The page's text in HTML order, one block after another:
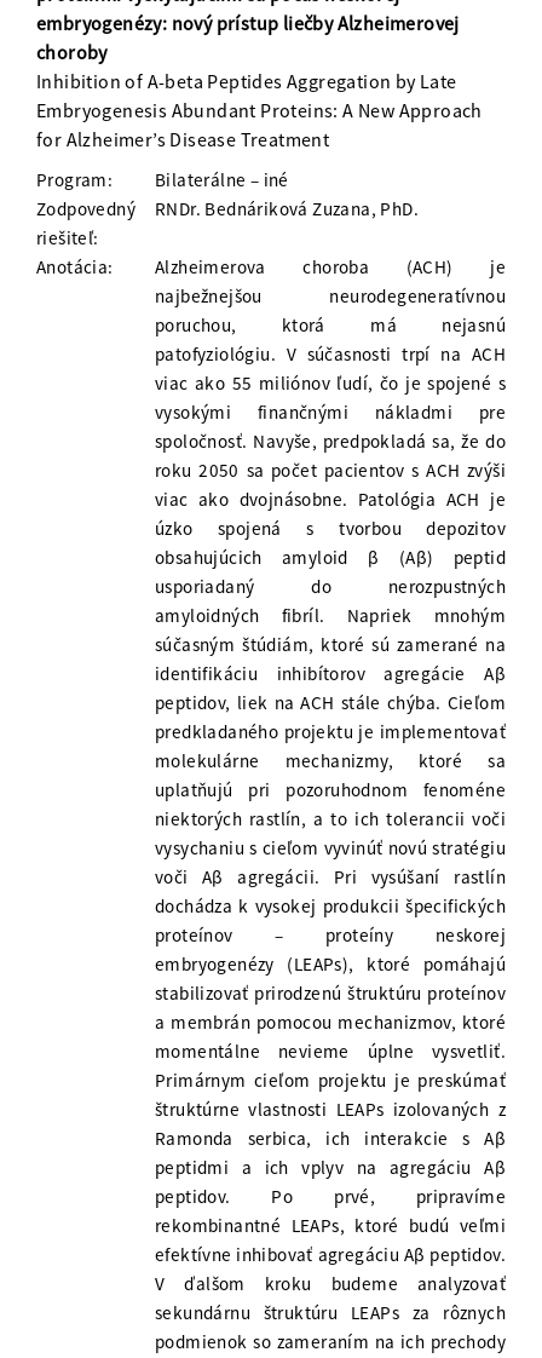
embryogenézy: nový prístup liečby Alzheimerovej
choroby
Inhibition of A-beta Peptides Aggregation by Late
Embryogenesis Abundant Proteins: A New Approach
for Alzheimer’s Disease Treatment
Program:
Bilaterálne – iné
Zodpovedný
riešiteľ:
RNDr. Bednáriková Zuzana, PhD.
Anotácia:
Alzheimerova choroba (ACH) je
najbežnejšou neurodegeneratívnou
poruchou, ktorá má nejasnú
patofyziológiu. V súčasnosti trpí na ACH
viac ako 55 miliónov ľudí, čo je spojené s
vysokými finančnými nákladmi pre
spoločnosť. Navyše, predpokladá sa, že do
roku 2050 sa počet pacientov s ACH zvýši
viac ako dvojnásobne. Patológia ACH je
úzko spojená s tvorbou depozitov
obsahujúcich amyloid β (Aβ) peptid
usporiadaný do nerozpustných
amyloidných fibríl. Napriek mnohým
súčasným štúdiám, ktoré sú zamerané na
identifikáciu inhibítorov agregácie Aβ
peptidov, liek na ACH stále chýba. Cieľom
predkladaného projektu je implementovať
molekulárne mechanizmy, ktoré sa
uplatňujú pri pozoruhodnom fenoméne
niektorých rastlín, a to ich tolerancii voči
vysychaniu s cieľom vyvinúť novú stratégiu
voči Aβ agregácii. Pri vysúšaní rastlín
dochádza k vysokej produkcii špecifických
proteínov – proteíny neskorej
embryogenézy (LEAPs), ktoré pomáhajú
stabilizovať prirodzenú štruktúru proteínov
a membrán pomocou mechanizmov, ktoré
momentálne nevieme úplne vysvetliť.
Primárnym cieľom projektu je preskúmať
štruktúrne vlastnosti LEAPs izolovaných z
Ramonda serbica, ich interakcie s Aβ
peptidmi a ich vplyv na agregáciu Aβ
peptidov. Po prvé, pripravíme
rekombinantné LEAPs, ktoré budú veľmi
efektívne inhibovať agregáciu Aβ peptidov.
V ďalšom kroku budeme analyzovať
sekundárnu štruktúru LEAPs za rôznych
podmienok so zameraním na ich prechody